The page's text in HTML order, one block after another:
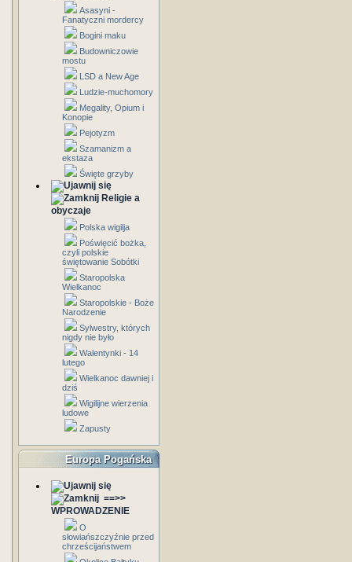
Asasyni -
Fanatyczni mordercy
Bogini maku
Budowniczowie
mostu
LSD a New Age
Ludzie-muchomory
Megality, Opium i
Konopie
Pejotyzm
Szamanizm a
ekstaza
Święte grzyby
Religie a
obyczaje
Polska wigilja
Poświęcić bożka,
czyli polskie
świętowanie Sobótki
Staropolska
Wielkanoc
Staropolskie - Boże
Narodzenie
Sylwestry, których
nigdy nie było
Walentynki - 14
lutego
Wielkanoc dawniej i
dziś
Wigilijne wierzenia
ludowe
Zapusty
Europa Pogańska
==>>
WPROWADZENIE
O
słowiańszczyźnie przed
chrześcijaństwem